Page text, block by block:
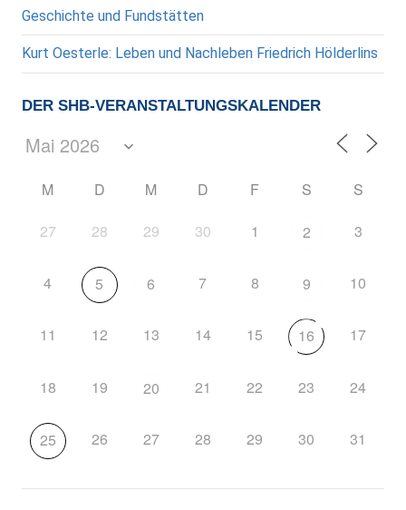
Geschichte und Fundstätten
Kurt Oesterle: Leben und Nachleben Friedrich Hölderlins
DER SHB-VERANSTALTUNGSKALENDER
M D M D F S S
27 28 29 30 1 2 3
4 5 6 7 8 9 10
11 12 13 14 15 16 17
18 19 20 21 22 23 24
25 26 27 28 29 30 31